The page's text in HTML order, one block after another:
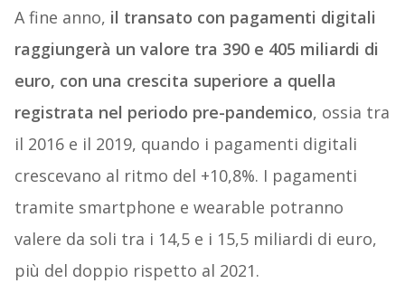
A fine anno, il transato con pagamenti digitali
raggiungerà un valore tra 390 e 405 miliardi di
euro, con una crescita superiore a quella
registrata nel periodo pre-pandemico, ossia tra
il 2016 e il 2019, quando i pagamenti digitali
crescevano al ritmo del +10,8%. I pagamenti
tramite smartphone e wearable potranno
valere da soli tra i 14,5 e i 15,5 miliardi di euro,
più del doppio rispetto al 2021.